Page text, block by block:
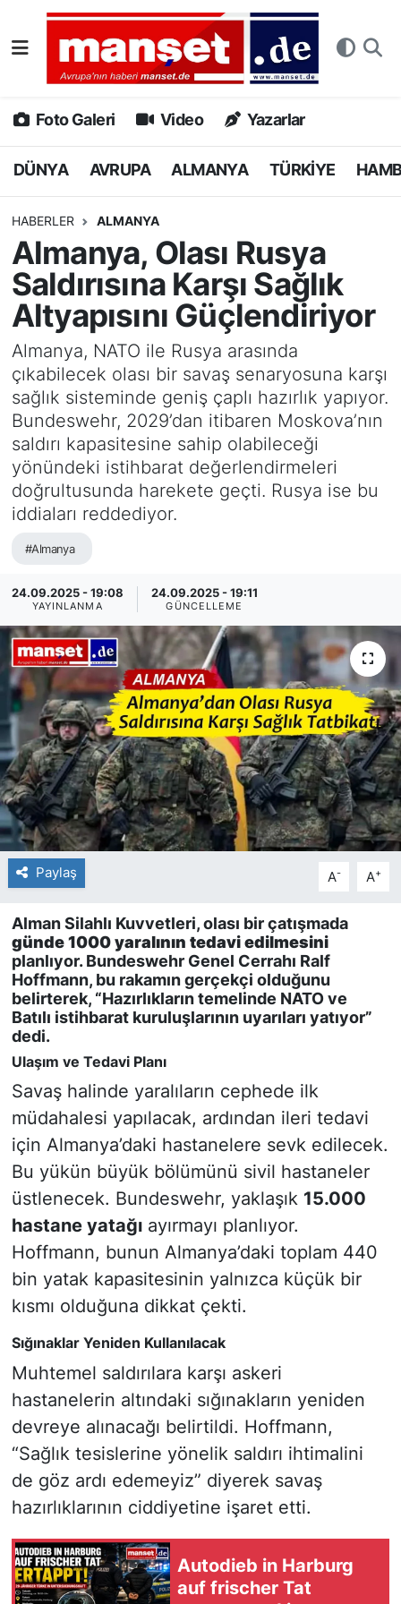
Foto Galeri Video Yazarlar
DÜNYA AVRUPA ALMANYA TÜRKİYE
HABERLER ALMANYA
Almanya, Olası Rusya
Saldırısına Karşı Sağlık
Altyapısını Güçlendiriyor
Almanya, NATO ile Rusya arasında
çıkabilecek olası bir savaş senaryosuna karşı
sağlık sisteminde geniş çaplı hazırlık yapıyor.
Bundeswehr, 2029’dan itibaren Moskova’nın
saldırı kapasitesine sahip olabileceği
yönündeki istihbarat değerlendirmeleri
doğrultusunda harekete geçti. Rusya ise bu
iddiaları reddediyor.
#Almanya
24.09.2025 - 19:08
YAYINLANMA
24.09.2025 - 19:11
GÜNCELLEME
Paylaş A- A+
Alman Silahlı Kuvvetleri, olası bir çatışmada
günde 1000 yaralının tedavi edilmesini
planlıyor. Bundeswehr Genel Cerrahı Ralf
Hoffmann, bu rakamın gerçekçi olduğunu
belirterek, “Hazırlıkların temelinde NATO ve
Batılı istihbarat kuruluşlarının uyarıları yatıyor”
dedi.
Ulaşım ve Tedavi Planı
Savaş halinde yaralıların cephede ilk
müdahalesi yapılacak, ardından ileri tedavi
için Almanya’daki hastanelere sevk edilecek.
Bu yükün büyük bölümünü sivil hastaneler
üstlenecek. Bundeswehr, yaklaşık 15.000
hastane yatağıayırmayı planlıyor.
Hoffmann, bunun Almanya’daki toplam 440
bin yatak kapasitesinin yalnızca küçük bir
kısmı olduğuna dikkat çekti.
Sığınaklar Yeniden Kullanılacak
Muhtemel saldırılara karşı askeri
hastanelerin altındaki sığınakların yeniden
devreye alınacağı belirtildi. Hoffmann,
“Sağlık tesislerine yönelik saldırı ihtimalini
de göz ardı edemeyiz” diyerek savaş
hazırlıklarının ciddiyetine işaret etti.
Autodieb in Harburg
auf frischer Tat
DÜNYA
AVRUPA
ALMANYA
HAMBURG
SPOR
DEUTSCH
EKONOMİ
SİYASET
SAĞLIK
Nöbetçi Eczaneler
Hava Durumu
Namaz Vakitleri
Puan Durumu ve Fikstür
Tüm Manşetler
Son Dakika Haberleri
Haber Arşivi